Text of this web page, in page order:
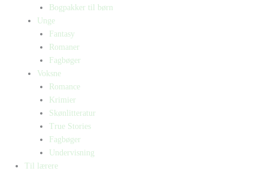
Bogpakker til børn
Unge
Fantasy
Romaner
Fagbøger
Voksne
Romance
Krimier
Skønlitteratur
True Stories
Fagbøger
Undervisning
Til lærere